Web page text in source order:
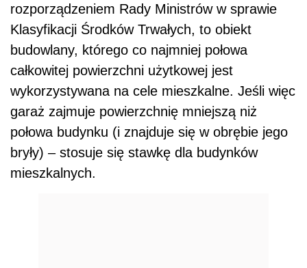
rozporządzeniem Rady Ministrów w sprawie
Klasyfikacji Środków Trwałych, to obiekt
budowlany, którego co najmniej połowa
całkowitej powierzchni użytkowej jest
wykorzystywana na cele mieszkalne. Jeśli więc
garaż zajmuje powierzchnię mniejszą niż
połowa budynku (i znajduje się w obrębie jego
bryły) – stosuje się stawkę dla budynków
mieszkalnych.